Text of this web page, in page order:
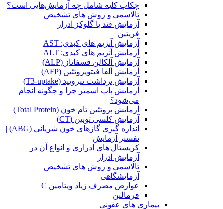
چکاپ کلیه شامل چه آزمایش‌هایی است؟
تالاسمی و روش های تشخیص
آزمایش قند یا گلوکز ادرار
فریتین
آزمایش آنزیم های کبدی: AST
آزمایش آنزیم های کبدی: ALT
آزمایش آلکالن فسفاتاز (ALP)
آزمایش آلفا فیتوپروتئین (AFP)
آزمایش برداشت تیرویید (T3-uptake)
آزمایش پاپ اسمیر چرا و چگونه انجام
می‌شود؟
آزمایش پروتئین تام خون (Total Protein)
آزمایش کلسی تونین (CT)
اندازه گیری گازهای خون شریانی (ABG) |
تفسیر آزمایش
کریستال ‌های ادراری و انواع آن در
آزمایش ادرار
تالاسمی و روش های تشخیص
آزمایشگاهی
عوارض مصرف زیاد ویتامین C
فرمالین
بیماری های عفونی